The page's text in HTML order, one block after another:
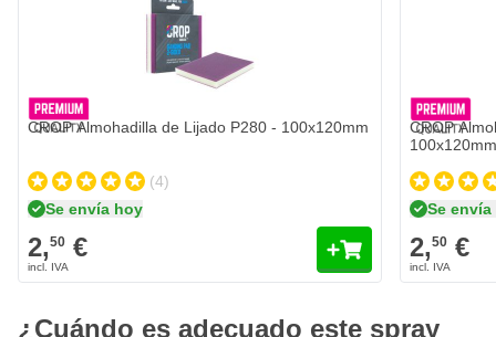
CROP Almohadilla de Lijado P280 - 100x120mm
(4)
Se envía hoy
2,50 €
CROP
Se
2,50 €
¿Cuándo es adecuado este spray